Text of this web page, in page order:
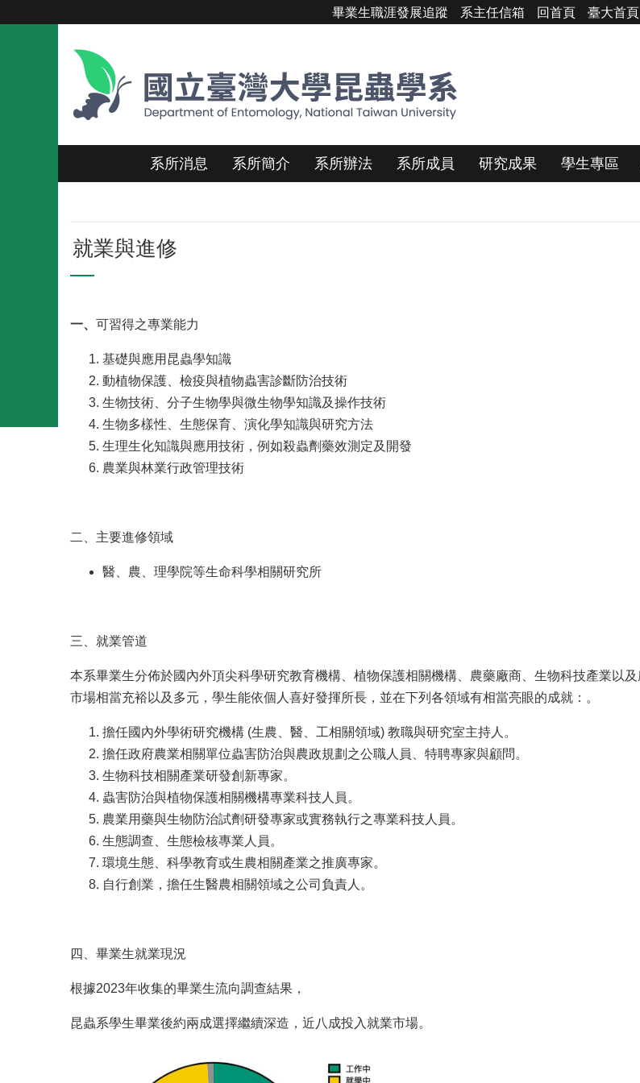
畢業生職涯發展追蹤 系主任信箱 回首頁 臺大首頁
系所消息 系所簡介 系所辦法 系所成員 研究成果 學生專區
就業與進修
一、 可習得之專業能力
基礎與應用昆蟲學知識
動植物保護、檢疫與植物蟲害診斷防治技術
生物技術、分子生物學與微生物學知識及操作技術
生物多樣性、生態保育、演化學知識與研究方法
生理生化知識與應用技術，例如殺蟲劑藥效測定及開發
農業與林業行政管理技術
二、主要進修領域
醫、農、理學院等生命科學相關研究所
三、就業管道
本系畢業生分佈於國內外頂尖科學研究教育機構、 植物保護相關機構、農藥廠商、 生物科技產業以及
市場相當充裕以及多元， 學生能依個人喜好發揮所長，並在下列各領域有相當亮眼的成就：。
擔任國內外學術研究機構 (生農、醫、工相關領域) 教職與研究室主持人。
擔任政府農業相關單位蟲害防治與農政規劃之公職人員、 特聘專家與顧問。
生物科技相關產業研發創新專家。
蟲害防治與植物保護相關機構專業科技人員。
農業用藥與生物防治試劑研發專家或實務執行之專業科技人員。
生態調查、生態檢核專業人員。
環境生態、科學教育或生農相關產業之推廣專家。
自行創業，擔任生醫農相關領域之公司負責人。
四、畢業生就業現況
根據2023年收集的畢業生流向調查結果，
昆蟲系學生畢業後約兩成選擇繼續深造，近八成投入就業市場。